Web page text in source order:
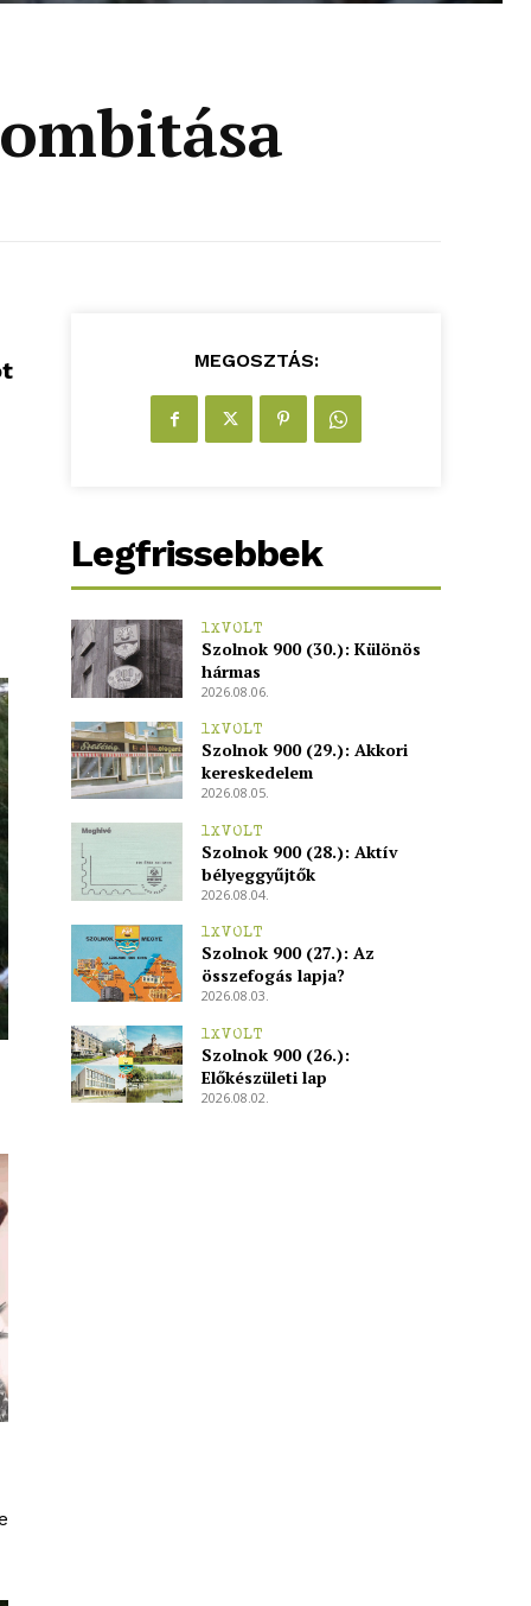
MEGOSZTÁS:
Legfrissebbek
1XVOLT
Szolnok 900 (30.): Különös
hármas
2026.08.06.
1XVOLT
Szolnok 900 (29.): Akkori
kereskedelem
2026.08.05.
1XVOLT
Szolnok 900 (28.): Aktív
bélyeggyűjtők
2026.08.04.
1XVOLT
Szolnok 900 (27.): Az
összefogás lapja?
2026.08.03.
1XVOLT
Szolnok 900 (26.):
Előkészületi lap
2026.08.02.